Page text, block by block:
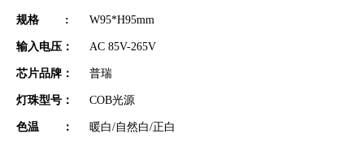
规格 : W95*H95mm
输入电压： AC 85V-265V
芯片品牌： 普瑞
灯珠型号： COB光源
色温 ： 暖白/自然白/正白